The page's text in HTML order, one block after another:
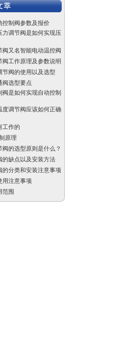
调节阀，蒸汽
节阀厂家
标闸阀
比例控制阀
控制阀参数及报价
力调节阀是如何实现压
阀又名智能电动温控阀
阀工作原理及参数说明
节阀的使用以及选型
阀选型要点
阀是如何实现自动控制
度调节阀应该如何正确
工作的
原理
阀的选型原则是什么？
的缺点以及安装方法
的分类和安装注意事项
用注意事项
范围